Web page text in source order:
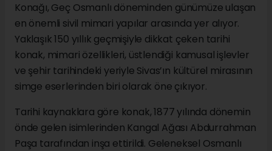
Konağı, Geç Osmanlı döneminden günümüze ulaşan
en önemli sivil mimari yapılar arasında yer alıyor.
Yaklaşık 150 yıllık geçmişiyle dikkat çeken tarihi
konak, mimari özellikleri, üstlendiği kamusal işlevler
ve şehir tarihindeki yeriyle Sivas’ın kültürel mirasının
simge eserlerinden biri olarak öne çıkıyor.
Tarihi kaynaklara göre konak, 1877 yılında dönemin
önde gelen isimlerinden Kangal Ağası Abdurrahman
Paşa tarafından inşa ettirildi. Geleneksel Osmanlı